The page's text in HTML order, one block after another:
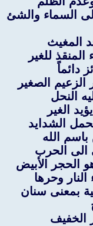
السماء والشئ
المغيث
للغير
دائماً
الصغير
النحل
الغير
الشدايد
الله
الى الحرب
الحجر الأبيض
وحرها
بمعنى سنان
الخفيف